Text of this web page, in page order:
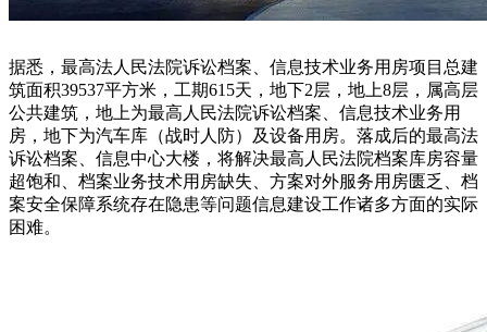
据悉，最高法人民法院诉讼档案、信息技术业务用房项目总建
筑面积39537平方米，工期615天，地下2层，地上8层，属高层
公共建筑，地上为最高人民法院诉讼档案、信息技术业务用
房，地下为汽车库（战时人防）及设备用房。落成后的最高法
诉讼档案、信息中心大楼，将解决最高人民法院档案库房容量
超饱和、档案业务技术用房缺失、方案对外服务用房匮乏、档
案安全保障系统存在隐患等问题信息建设工作诸多方面的实际
困难。